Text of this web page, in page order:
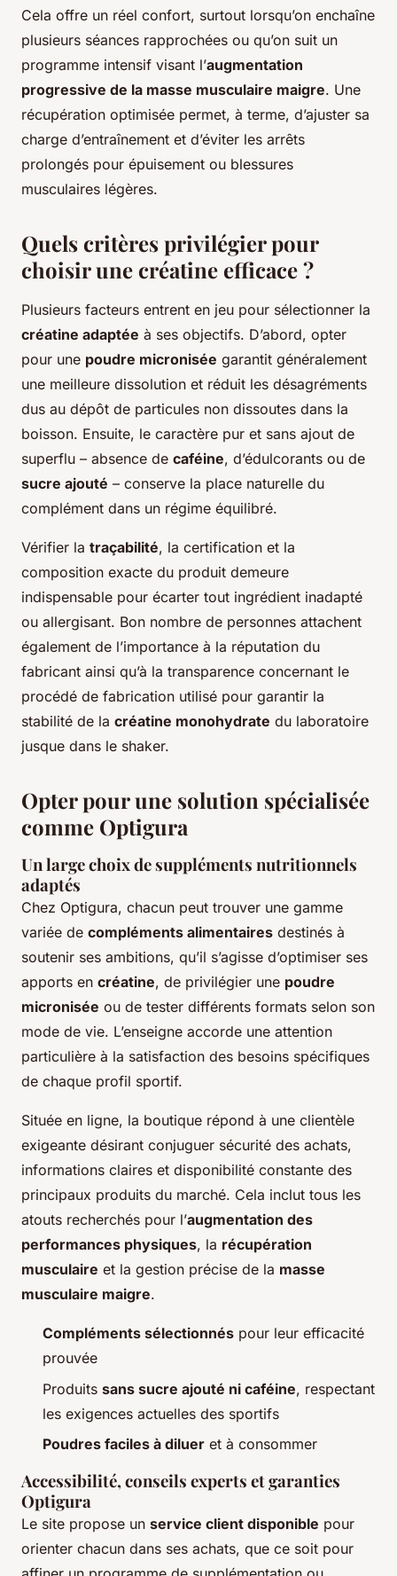
Cela offre un réel confort, surtout lorsqu’on enchaîne
plusieurs séances rapprochées ou qu’on suit un
programme intensif visant l’augmentation
progressive de la masse musculaire maigre. Une
récupération optimisée permet, à terme, d’ajuster sa
charge d’entraînement et d’éviter les arrêts
prolongés pour épuisement ou blessures
musculaires légères.
Quels critères privilégier pour
choisir une créatine efficace ?
Plusieurs facteurs entrent en jeu pour sélectionner la
créatine adaptée à ses objectifs. D’abord, opter
pour une poudre micronisée garantit généralement
une meilleure dissolution et réduit les désagréments
dus au dépôt de particules non dissoutes dans la
boisson. Ensuite, le caractère pur et sans ajout de
superflu – absence de caféine, d’édulcorants ou de
sucre ajouté – conserve la place naturelle du
complément dans un régime équilibré.
Vérifier la traçabilité, la certification et la
composition exacte du produit demeure
indispensable pour écarter tout ingrédient inadapté
ou allergisant. Bon nombre de personnes attachent
également de l’importance à la réputation du
fabricant ainsi qu’à la transparence concernant le
procédé de fabrication utilisé pour garantir la
stabilité de la créatine monohydrate du laboratoire
jusque dans le shaker.
Opter pour une solution spécialisée
comme Optigura
Un large choix de suppléments nutritionnels
adaptés
Chez Optigura, chacun peut trouver une gamme
variée de compléments alimentaires destinés à
soutenir ses ambitions, qu’il s’agisse d’optimiser ses
apports en créatine, de privilégier une poudre
micronisée ou de tester différents formats selon son
mode de vie. L’enseigne accorde une attention
particulière à la satisfaction des besoins spécifiques
de chaque profil sportif.
Située en ligne, la boutique répond à une clientèle
exigeante désirant conjuguer sécurité des achats,
informations claires et disponibilité constante des
principaux produits du marché. Cela inclut tous les
atouts recherchés pour l’augmentation des
performances physiques, la récupération
musculaire et la gestion précise de la masse
musculaire maigre.
Compléments sélectionnés pour leur efficacité
prouvée
Produits sans sucre ajouté ni caféine, respectant
les exigences actuelles des sportifs
Poudres faciles à diluer et à consommer
Accessibilité, conseils experts et garanties
Optigura
Le site propose un service client disponible pour
orienter chacun dans ses achats, que ce soit pour